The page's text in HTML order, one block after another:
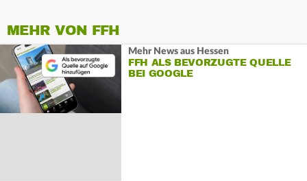
MEHR VON FFH
Mehr News aus Hessen
FFH ALS BEVORZUGTE QUELLE
BEI GOOGLE